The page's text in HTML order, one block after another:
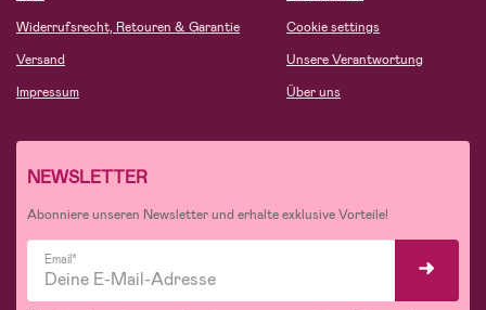
Widerrufsrecht, Retouren & Garantie
Versand
Impressum
Cookie settings
Unsere Verantwortung
Über uns
NEWSLETTER
Abonniere unseren Newsletter und erhalte exklusive Vorteile!
Email*